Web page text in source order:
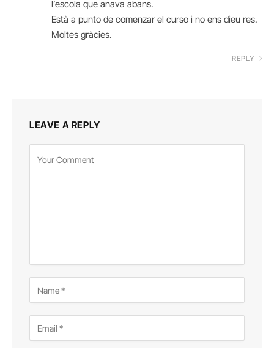
l’escola que anava abans.
Està a punto de comenzar el curso i no ens dieu res.
Moltes gràcies.
REPLY
LEAVE A REPLY